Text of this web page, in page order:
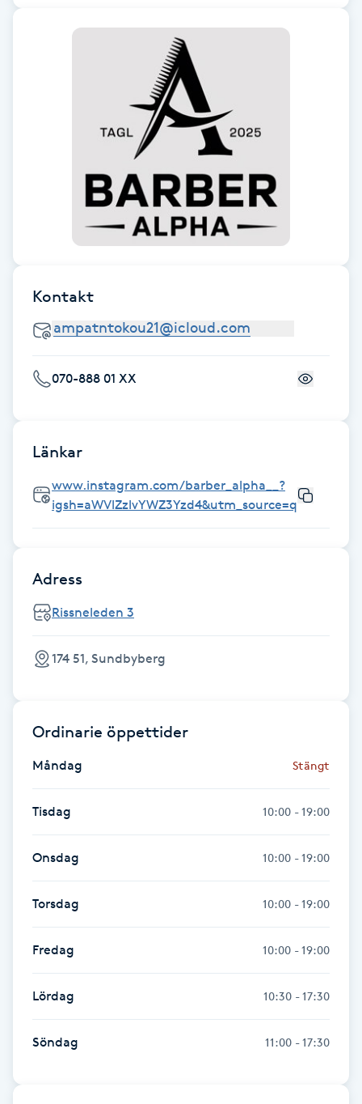
Fettreducering
Fibromassage
Fillers
Fotmassage
Fotsvamp
Fotvård
Fransborttagning
Fransförlängning
Fransförlängning Megavolym
Fransförlängning Volym
Fransk manikyr
Fransrengöring
Frekvensterapi
Friskvård
Kontakt
070-888 01 XX
Länkar
www.instagram.com/barber_alpha__?
igsh=aWVlZzlvYWZ3Yzd4&utm_source=qr
Adress
Rissneleden 3
174 51, Sundbyberg
Ordinarie öppettider
Måndag Stängt
Tisdag 10:00 - 19:00
Onsdag 10:00 - 19:00
Torsdag 10:00 - 19:00
Fredag 10:00 - 19:00
Lördag 10:30 - 17:30
Söndag 11:00 - 17:30